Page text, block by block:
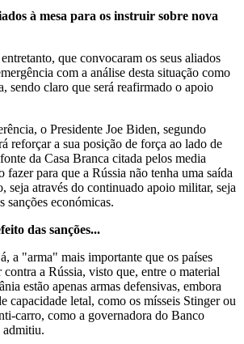
à mesa para os instruir sobre nova
que convocaram os seus aliados
com a análise desta situação como
sendo claro que será reafirmado o apoio
o Presidente Joe Biden, segundo
reforçar a sua posição de força ao lado de
da Casa Branca citada pelos media
fazer para que a Rússia não tenha uma saída
seja através do continuado apoio militar, seja
sanções económicas.
das sanções...
a "arma" mais importante que os países
contra a Rússia, visto que, entre o material
estão apenas armas defensivas, embora
capacidade letal, como os mísseis Stinger ou
carro, como a governadora do Banco
admitiu.